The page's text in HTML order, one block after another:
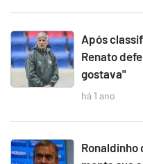
Após
Renato
gostava"
há 1 ano
Ronaldinho